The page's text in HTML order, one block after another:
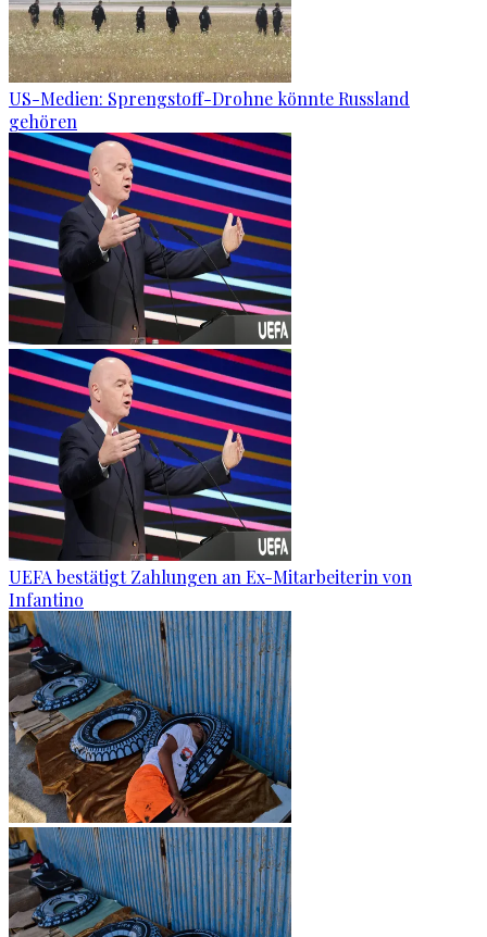
US-Medien: Sprengstoff-Drohne könnte Russland
gehören
UEFA bestätigt Zahlungen an Ex-Mitarbeiterin von
Infantino